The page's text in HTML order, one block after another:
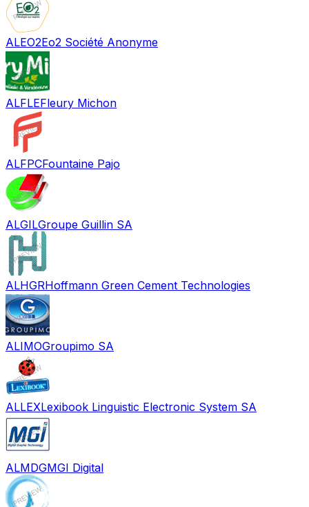
ALEO2Eo2 Société Anonyme
ALFLEFleury Michon
ALFPCFountaine Pajo
ALGILGroupe Guillin SA
ALHGRHoffmann Green Cement Technologies
ALIMOGroupimo SA
ALLEXLexibook Linguistic Electronic System SA
ALMDGMGI Digital